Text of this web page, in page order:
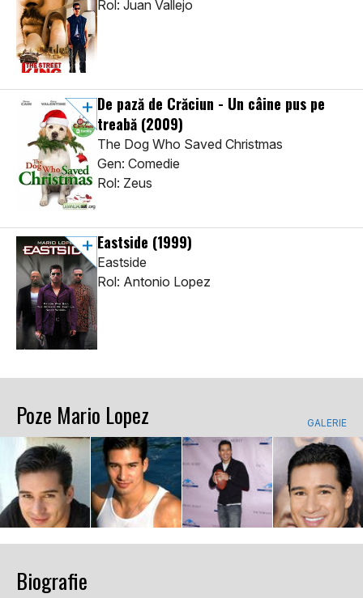
Rol: Juan Vallejo
De pază de Crăciun - Un câine pus pe
treabă (2009)
The Dog Who Saved Christmas
Gen: Comedie
Rol: Zeus
Eastside (1999)
Eastside
Rol: Antonio Lopez
Poze Mario Lopez GALERIE
Biografie